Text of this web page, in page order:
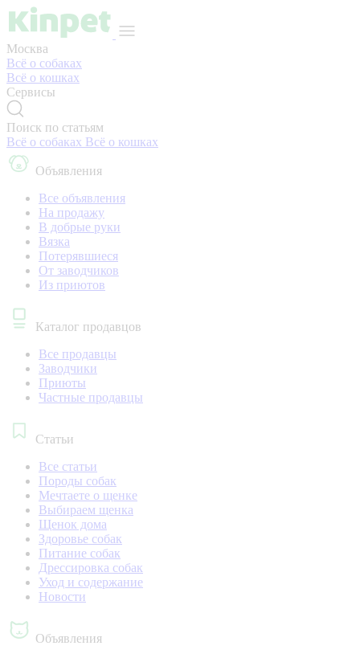
Москва
Всё о собаках
Всё о кошках
Сервисы
Поиск по статьям
Всё о собаках Всё о кошках
Объявления
Все объявления
На продажу
В добрые руки
Вязка
Потерявшиеся
От заводчиков
Из приютов
Каталог продавцов
Все продавцы
Заводчики
Приюты
Частные продавцы
Статьи
Все статьи
Породы собак
Мечтаете о щенке
Выбираем щенка
Щенок дома
Здоровье собак
Питание собак
Дрессировка собак
Уход и содержание
Новости
Объявления